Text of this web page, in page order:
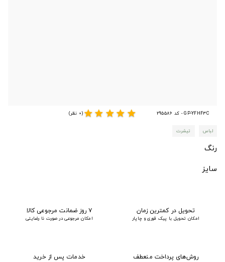
GP-YFHF3C - کد 295586 star
star
star
star
star(0 نظر)
لباس تیشرت
رنگ
سایز
تحویل در کمترین زمان
امکان تحویل با پیک فوری و چاپار
۷ روز ضمانت مرجوعی کالا
امکان مرجوعی در صورت نا رضایتی
روش‌های پرداخت منعطف خدمات پس از خرید